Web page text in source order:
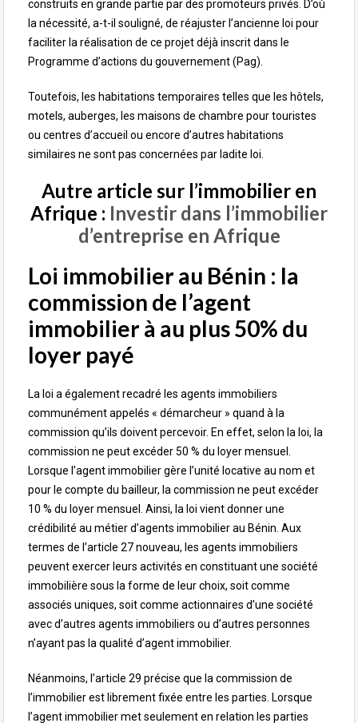
construits en grande partie par des promoteurs privés. D’où
la nécessité, a-t-il souligné, de réajuster l’ancienne loi pour
faciliter la réalisation de ce projet déjà inscrit dans le
Programme d’actions du gouvernement (Pag).
Toutefois, les habitations temporaires telles que les hôtels,
motels, auberges, les maisons de chambre pour touristes
ou centres d’accueil ou encore d’autres habitations
similaires ne sont pas concernées par ladite loi.
Autre article sur l’immobilier en
Afrique : Investir dans l’immobilier
d’entreprise en Afrique
Loi immobilier au Bénin : la
commission de l’agent
immobilier à au plus 50% du
loyer payé
La loi a également recadré les agents immobiliers
communément appelés « démarcheur » quand à la
commission qu’ils doivent percevoir. En effet, selon la loi, la
commission ne peut excéder 50 % du loyer mensuel.
Lorsque l’agent immobilier gère l’unité locative au nom et
pour le compte du bailleur, la commission ne peut excéder
10 % du loyer mensuel. Ainsi, la loi vient donner une
crédibilité au métier d’agents immobilier au Bénin. Aux
termes de l’article 27 nouveau, les agents immobiliers
peuvent exercer leurs activités en constituant une société
immobilière sous la forme de leur choix, soit comme
associés uniques, soit comme actionnaires d’une société
avec d’autres agents immobiliers ou d’autres personnes
n’ayant pas la qualité d’agent immobilier.
Néanmoins, l’article 29 précise que la commission de
l’immobilier est librement fixée entre les parties. Lorsque
l’agent immobilier met seulement en relation les parties